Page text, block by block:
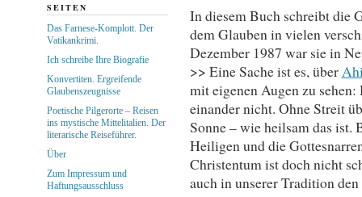
In diesem Buch schreibt die
dem Glauben in vielen
Dezember 1987 war sie in
>> Eine Sache ist es, über
mit eigenen Augen zu
einander nicht. Ohne Streit
Sonne – wie heilsam das
Heiligen und die
Christentum ist doch nicht
auch in unserer Tradition
SEITEN
Das Farnese-Komplott. Der
Vatikankrimi.
Ich schreibe Ihre Biografie
Konvertiten. Ergreifende
Glaubenszeugnisse
Poetische Pilgerorte – Reisen
ins mystische Mittelitalien. Der
literarische Reiseführer.
Über
Zum Impressum und
Haftungsausschluss